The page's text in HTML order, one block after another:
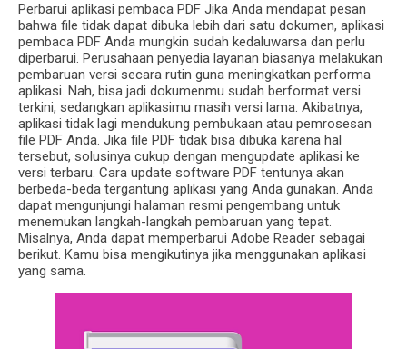
Perbarui aplikasi pembaca PDF Jika Anda mendapat pesan
bahwa file tidak dapat dibuka lebih dari satu dokumen, aplikasi
pembaca PDF Anda mungkin sudah kedaluwarsa dan perlu
diperbarui. Perusahaan penyedia layanan biasanya melakukan
pembaruan versi secara rutin guna meningkatkan performa
aplikasi. Nah, bisa jadi dokumenmu sudah berformat versi
terkini, sedangkan aplikasimu masih versi lama. Akibatnya,
aplikasi tidak lagi mendukung pembukaan atau pemrosesan
file PDF Anda. Jika file PDF tidak bisa dibuka karena hal
tersebut, solusinya cukup dengan mengupdate aplikasi ke
versi terbaru. Cara update software PDF tentunya akan
berbeda-beda tergantung aplikasi yang Anda gunakan. Anda
dapat mengunjungi halaman resmi pengembang untuk
menemukan langkah-langkah pembaruan yang tepat.
Misalnya, Anda dapat memperbarui Adobe Reader sebagai
berikut. Kamu bisa mengikutinya jika menggunakan aplikasi
yang sama.